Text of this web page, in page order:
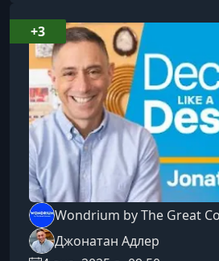
целей.Что вы узнаете в этом
раскрывает ключевые
даёт инструменты, которые
уверенно ор
Wondrium by The Great
Джонатан Адлер
+3